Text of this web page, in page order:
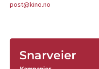
post@kino.no
Snarveier